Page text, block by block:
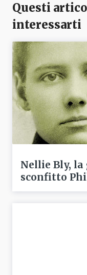
Questi
interessarti
Nellie Bly,
sconfitto